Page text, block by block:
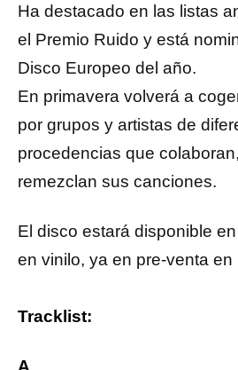
Ha destacado en las listas
el Premio Ruido y está
Disco Europeo del año.
En primavera volverá a
por grupos y artistas de
procedencias que
remezclan sus canciones.
El disco estará disponible
en vinilo, ya en pre-venta en
Tracklist:
A